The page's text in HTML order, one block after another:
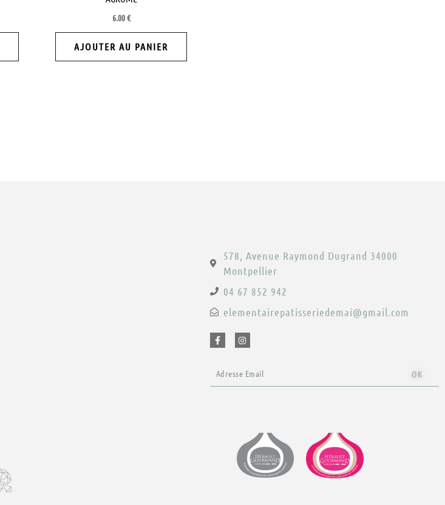
du
6.00€
AJOUTER AU PANIER
578, Avenue Raymond Dugrand 34000
Montpellier
04 67 852 942
elementairepatisseriedemai@gmail.com
F
a
b
o
o
I
n
g
r
OK